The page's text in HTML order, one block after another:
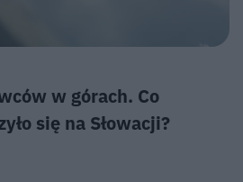
w górach. Co
się na Słowacji?